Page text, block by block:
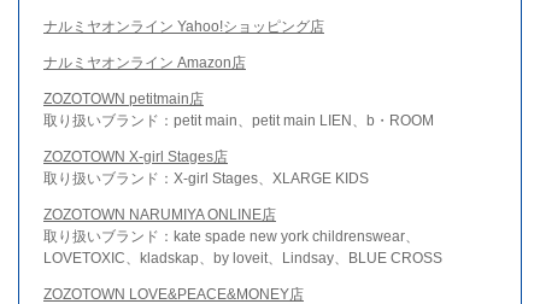
ナルミヤオンライン Yahoo!ショッピング店
ナルミヤオンライン Amazon店
ZOZOTOWN petitmain店
取り扱いブランド：petit main、petit main LIEN、b・ROOM
ZOZOTOWN X-girl Stages店
取り扱いブランド：X-girl Stages、XLARGE KIDS
ZOZOTOWN NARUMIYA ONLINE店
取り扱いブランド：kate spade new york childrenswear、
LOVETOXIC、kladskap、by loveit、Lindsay、BLUE CROSS
ZOZOTOWN LOVE&PEACE&MONEY店